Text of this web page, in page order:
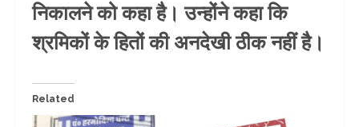
निकालने को कहा है। उन्होंने कहा कि
श्रमिकों के हितों की अनदेखी ठीक नहीं है।
Related